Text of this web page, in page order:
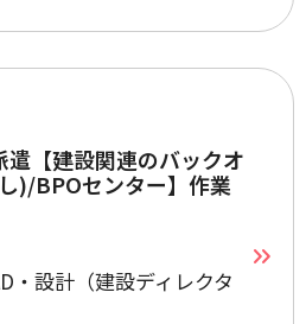
【建設関連のバックオ
)/BPOセンター】作業
・設計（建設ディレクタ